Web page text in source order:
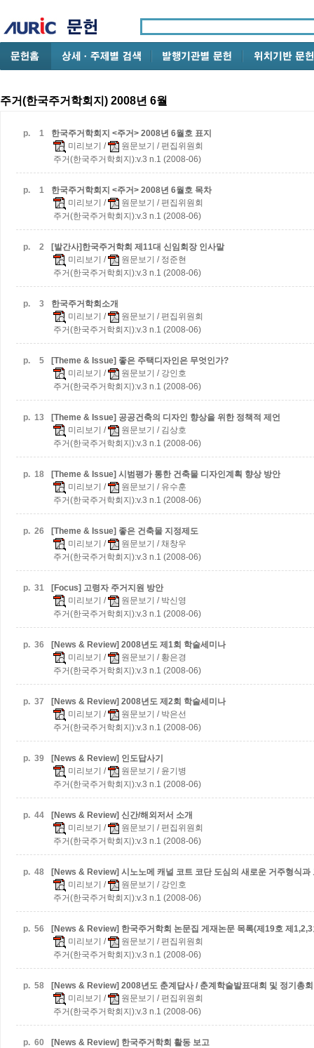
주거(한국주거학회지) 2008년 6월
p. 1
한국주거학회지 <주거> 2008년 6월호 표지
미리보기 / 원문보기 / 편집위원회
주거(한국주거학회지):v.3 n.1 (2008-06)
p. 1
한국주거학회지 <주거> 2008년 6월호 목차
미리보기 / 원문보기 / 편집위원회
주거(한국주거학회지):v.3 n.1 (2008-06)
p. 2
[발간사]한국주거학회 제11대 신임회장 인사말
미리보기 / 원문보기 / 정준현
주거(한국주거학회지):v.3 n.1 (2008-06)
p. 3
한국주거학회소개
미리보기 / 원문보기 / 편집위원회
주거(한국주거학회지):v.3 n.1 (2008-06)
p. 5
[Theme & Issue] 좋은 주택디자인은 무엇인가?
미리보기 / 원문보기 / 강인호
주거(한국주거학회지):v.3 n.1 (2008-06)
p. 13
[Theme & Issue] 공공건축의 디자인 향상을 위한 정책적 제언
미리보기 / 원문보기 / 김상호
주거(한국주거학회지):v.3 n.1 (2008-06)
p. 18
[Theme & Issue] 시범평가 통한 건축물 디자인계획 향상 방안
미리보기 / 원문보기 / 유수훈
주거(한국주거학회지):v.3 n.1 (2008-06)
p. 26
[Theme & Issue] 좋은 건축물 지정제도
미리보기 / 원문보기 / 채창우
주거(한국주거학회지):v.3 n.1 (2008-06)
p. 31
[Focus] 고령자 주거지원 방안
미리보기 / 원문보기 / 박신영
주거(한국주거학회지):v.3 n.1 (2008-06)
p. 36
[News & Review] 2008년도 제1회 학술세미나
미리보기 / 원문보기 / 황은경
주거(한국주거학회지):v.3 n.1 (2008-06)
p. 37
[News & Review] 2008년도 제2회 학술세미나
미리보기 / 원문보기 / 박은선
주거(한국주거학회지):v.3 n.1 (2008-06)
p. 39
[News & Review] 인도답사기
미리보기 / 원문보기 / 윤기병
주거(한국주거학회지):v.3 n.1 (2008-06)
p. 44
[News & Review] 신간/해외저서 소개
미리보기 / 원문보기 / 편집위원회
주거(한국주거학회지):v.3 n.1 (2008-06)
p. 48 [News & Review] 시노노메 캐널 코트 코단 도심의 새로운 거주형식
미리보기 / 원문보기 / 강인호
주거(한국주거학회지):v.3 n.1 (2008-06)
p. 56
[News & Review] 한국주거학회 논문집 게재논문 목록(제19호 제
미리보기 / 원문보기 / 편집위원회
주거(한국주거학회지):v.3 n.1 (2008-06)
p. 58
[News & Review] 2008년도 춘계답사 / 춘계학술발표대회 및 정기총
미리보기 / 원문보기 / 편집위원회
주거(한국주거학회지):v.3 n.1 (2008-06)
p. 60
[News & Review] 한국주거학회 활동 보고